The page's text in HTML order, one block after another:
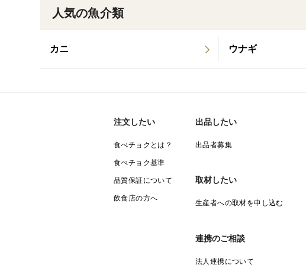
人気の魚介類
カニ ウナギ
注文したい
食べチョクとは？
食べチョク基準
品質保証について
飲食店の方へ
出品したい
出品者募集
取材したい
生産者への取材を申し込む
連携のご相談
法人連携について